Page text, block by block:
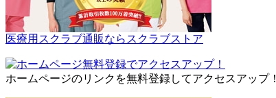
医療用スクラブ通販ならスクラブストア
ホームページのリンクを無料登録してアクセスアップ！